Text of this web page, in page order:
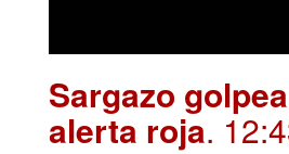
Sargazo
alerta roja.